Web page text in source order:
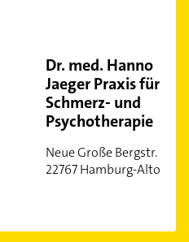
Dr. med. Hanno
Jaeger Praxis für
Schmerz- und
Psychotherapie
Neue Große Bergstr. •
22767 Hamburg-Altona